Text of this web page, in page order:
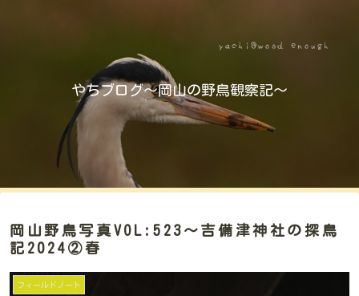
やちブログ～岡山の野鳥観察記～
岡山野鳥写真VOL:523～吉備津神社の探鳥
記2024②春
フィールドノート